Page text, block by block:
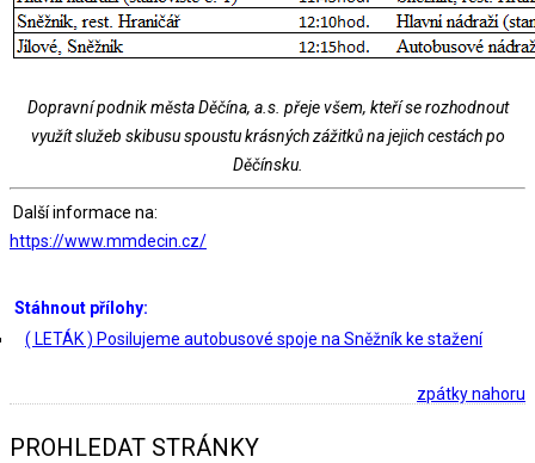
Dopravní podnik města Děčína, a.s. přeje všem, kteří se rozhodnout
využít služeb skibusu spoustu krásných zážitků na jejich cestách po
Děčínsku.
Další informace na:
https://www.mmdecin.cz/
Stáhnout přílohy:
( LETÁK ) Posilujeme autobusové spoje na Sněžník ke stažení
zpátky nahoru
PROHLEDAT STRÁNKY